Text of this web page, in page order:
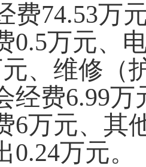
费74.53万
0.5万元、
、维修（
经费6.99万
6万元、其
0.24万元。